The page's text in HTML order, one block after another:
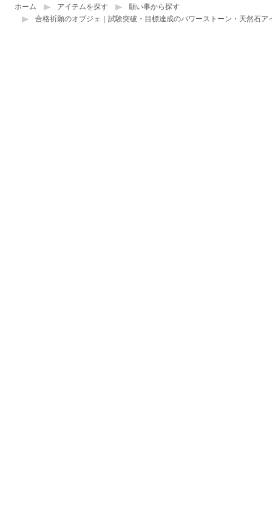
ホーム アイテムを探す
願い事から探す
合格祈願のオブジェ｜試験突破・目標達成のパワーストーン・天然石ア